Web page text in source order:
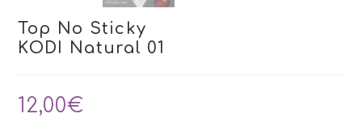
Top No Sticky
KODI Natural 01
12,00€